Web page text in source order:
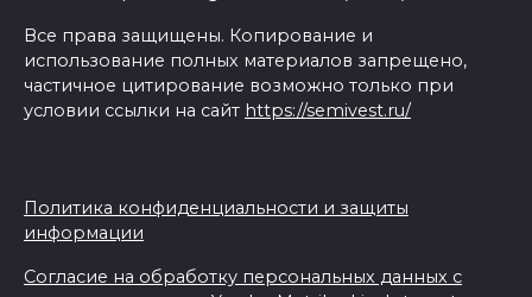
Все права защищены. Копирование и
использование полных материалов запрещено,
частичное цитирование возможно только при
условии ссылки на сайт https://semivest.ru/
Политика конфиденциальности и защиты
информации
Согласие на обработку персональных данных с